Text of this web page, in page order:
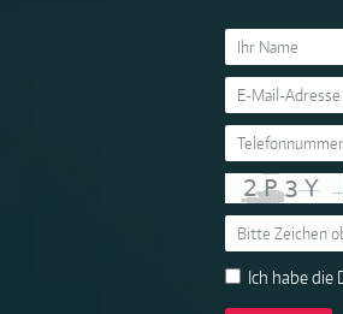
Ich habe die